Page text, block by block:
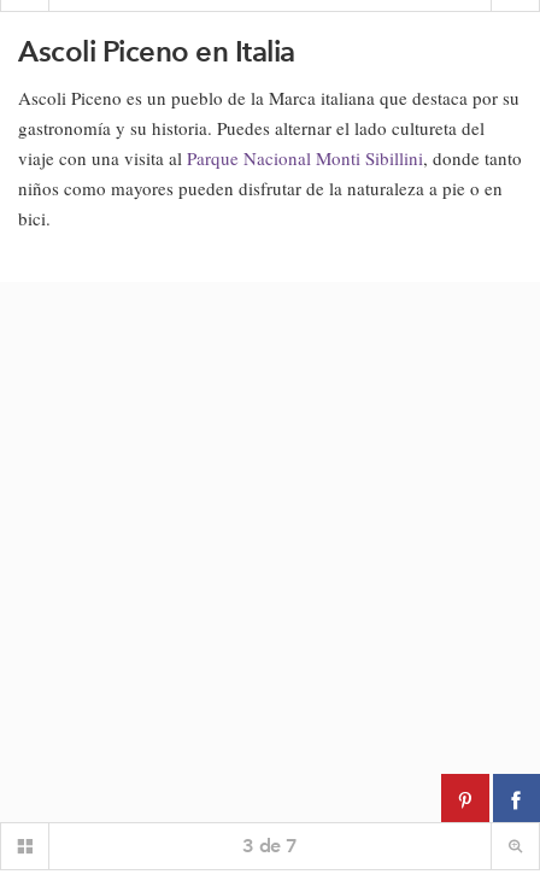
Ascoli Piceno en Italia
Ascoli Piceno es un pueblo de la Marca italiana que destaca por su
gastronomía y su historia. Puedes alternar el lado cultureta del
viaje con una visita al Parque Nacional Monti Sibillini, donde tanto
niños como mayores pueden disfrutar de la naturaleza a pie o en
bici.
3 de 7